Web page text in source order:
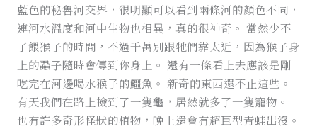
藍色的秘魯河交界，很明顯可以看到兩條河的顏色不同，
連河水溫度和河中生物也相異，真的很神奇。 當然少不
了餵猴子的時間，不過千萬別跟牠們靠太近，因為猴子身
上的蝨子隨時會傳到你身上。 還有一條看上去應該是剛
吃完在河邊喝水猴子的鱷魚。 新奇的東西還不止這些。
有天我們在路上撿到了一隻龜，居然就多了一隻寵物。
也有許多奇形怪狀的植物，晚上還會有超巨型青蛙出沒。